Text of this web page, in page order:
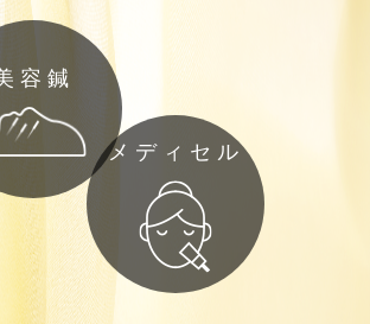
容鍼
メディセル